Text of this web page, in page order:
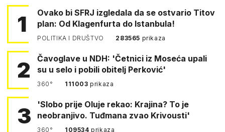
1
Ovako bi SFRJ izgledala da se ostvario Titov
plan: Od Klagenfurta do Istanbula!
POLITIKA I DRUŠTVO 283565 prikaza
2
Čavoglave u NDH: 'Četnici iz Moseća upali
su u selo i pobili obitelj Perković'
360° 111003prikaza
3
'Slobo prije Oluje rekao: Krajina? To je
neobranjivo. Tuđmana zvao Krivousti'
360° 109534prikaza